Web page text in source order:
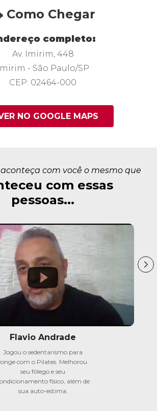
Como Chegar
completo:
Av. Imirim, 448
- São Paulo/SP
CEP: 02464-000
NO GOOGLE MAPS
com você o mesmo que
com essas
pessoas...
Flavio Andrade
Jogou o sedentarismo para
longe com o Pilates. Melhorou
seu fôlego e seu
físico, além de
sua auto-estima.